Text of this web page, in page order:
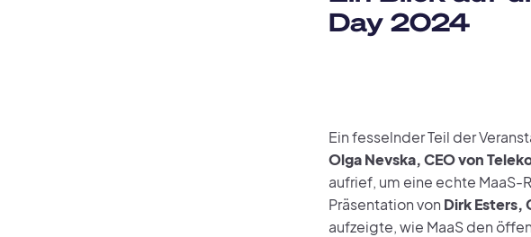
Day 2024
Ein fesselnder Teil der
Olga Nevska, CEO von
aufrief, um eine echte MaaS-
Präsentation von Dirk Esters,
aufzeigte, wie MaaS den